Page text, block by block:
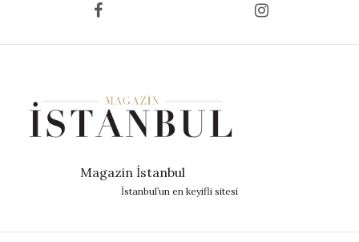
Magazin İstanbul
İstanbul’un en keyifli sitesi